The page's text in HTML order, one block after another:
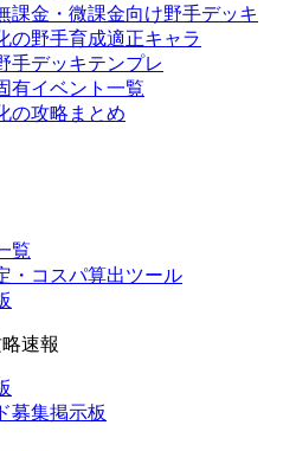
課金・微課金向け野手デッキ
の野手育成適正キャラ
手デッキテンプレ
有イベント一覧
の攻略まとめ
覧
・コスパ算出ツール
速報
募集掲示板